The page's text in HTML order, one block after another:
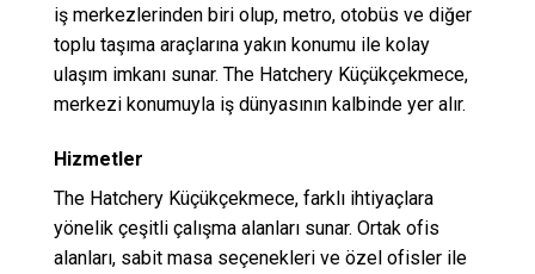
iş merkezlerinden biri olup, metro, otobüs ve diğer
toplu taşıma araçlarına yakın konumu ile kolay
ulaşım imkanı sunar. The Hatchery Küçükçekmece,
merkezi konumuyla iş dünyasının kalbinde yer alır.
Hizmetler
The Hatchery Küçükçekmece, farklı ihtiyaçlara
yönelik çeşitli çalışma alanları sunar. Ortak ofis
alanları, sabit masa seçenekleri ve özel ofisler ile